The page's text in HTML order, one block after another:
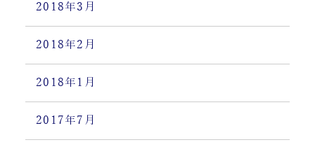
2018年3月
2018年2月
2018年1月
2017年7月